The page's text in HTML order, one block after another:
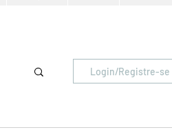
Login/Registre-se